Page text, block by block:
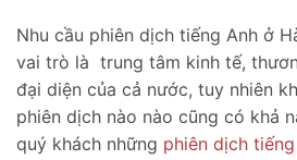
Nhu cầu phiên dịch tiếng Anh ở
vai trò là trung tâm kinh tế,
đại diện của cả nước, tuy nhiên
phiên dịch nào nào cũng có khả
quý khách những phiên dịch